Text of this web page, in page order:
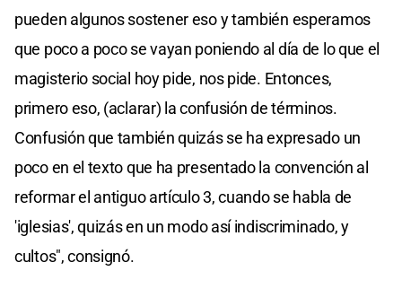
pueden algunos sostener eso y también esperamos
que poco a poco se vayan poniendo al día de lo que el
magisterio social hoy pide, nos pide. Entonces,
primero eso, (aclarar) la confusión de términos.
Confusión que también quizás se ha expresado un
poco en el texto que ha presentado la convención al
reformar el antiguo artículo 3, cuando se habla de
'iglesias', quizás en un modo así indiscriminado, y
cultos", consignó.